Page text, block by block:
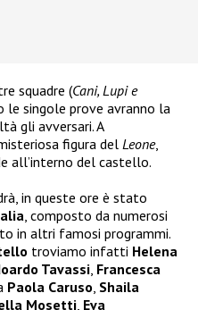
squadre (Cani, Lupi e
le singole prove avranno la
gli avversari. A
figura del Leone,
all’interno del castello.
in queste ore è stato
, composto da numerosi
in altri famosi programmi.
troviamo infatti Helena
Tavassi, Francesca
Paola Caruso, Shaila
Mosetti, Eva